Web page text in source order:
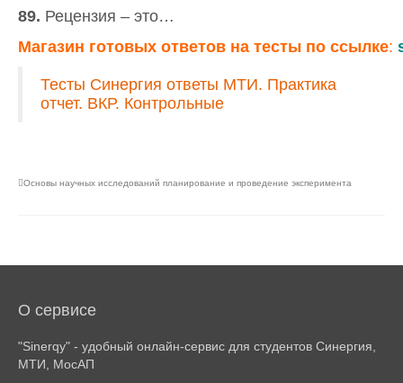
89. Рецензия – это…
Магазин готовых ответов на тесты по ссылке:
Тесты Синергия ответы МТИ. Практика
отчет. ВКР. Контрольные
Основы научных исследований планирование и проведение эксперимента
О сервисе
"Sinerqy" - удобный онлайн-сервис для студентов Синергия,
МТИ, МосАП